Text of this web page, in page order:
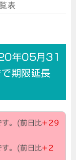
表
年05月31
期限延長
す。(前日比+29
す。(前日比+2